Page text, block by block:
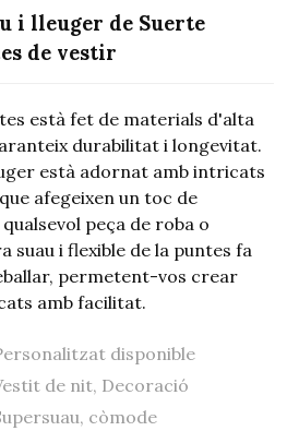
i lleuger de Suerte
de vestir
està fet de materials d'alta
durabilitat i longevitat.
està adornat amb intricats
afegeixen un toc de
peça de roba o
suau i flexible de la puntes fa
permetent-vos crear
amb facilitat.
disponible
de nit, Decoració
còmode